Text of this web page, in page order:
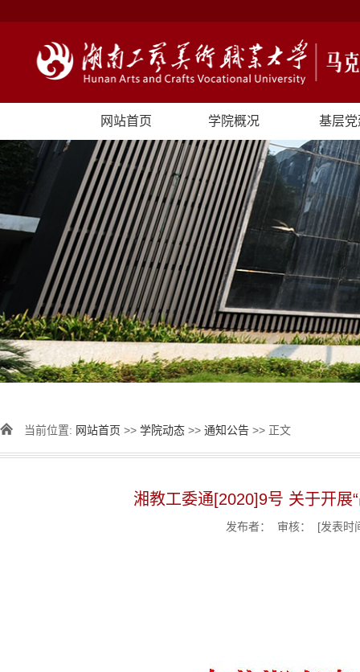
网站首页 学院概况 基层党
当前位置: 网站首页 >> 学院动态 >> 通知公告 >> 正文
湘教工委通[2020]9号 关于开展
发布者： 审核： [发表